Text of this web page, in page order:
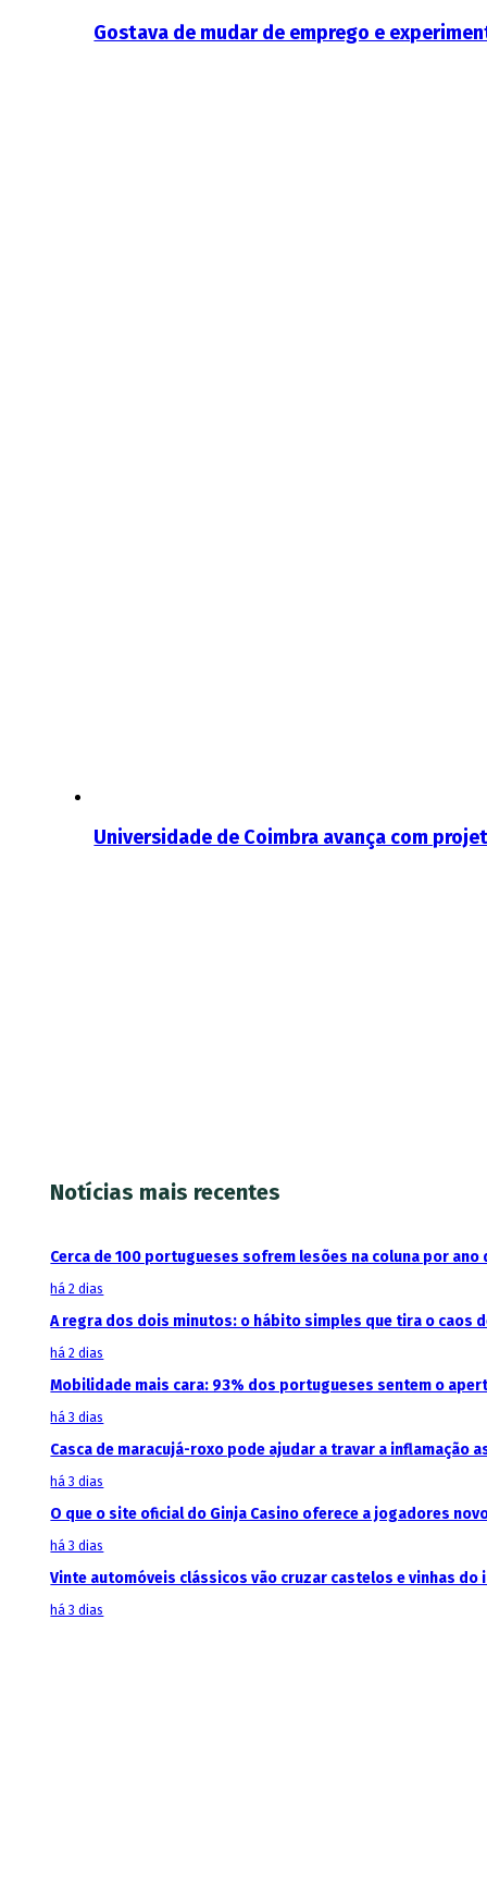
Gostava de mudar de emprego e
Universidade de Coimbra avança com
Notícias mais recentes
Cerca de 100 portugueses sofrem lesões na coluna por
há 2 dias
A regra dos dois minutos: o hábito simples que tira o caos
há 2 dias
Mobilidade mais cara: 93% dos portugueses sentem o
há 3 dias
Casca de maracujá-roxo pode ajudar a travar a inflamação
há 3 dias
O que o site oficial do Ginja Casino oferece a jogadores
há 3 dias
Vinte automóveis clássicos vão cruzar castelos e vinhas
há 3 dias